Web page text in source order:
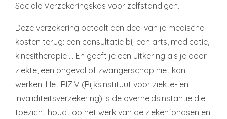
Sociale Verzekeringskas voor zelfstandigen.
Deze verzekering betaalt een deel van je medische
kosten terug: een consultatie bij een arts, medicatie,
kinesitherapie … En geeft je een uitkering als je door
ziekte, een ongeval of zwangerschap niet kan
werken. Het RIZIV (Rijksinstituut voor ziekte- en
invaliditeitsverzekering) is de overheidsinstantie die
toezicht houdt op het werk van de ziekenfondsen en